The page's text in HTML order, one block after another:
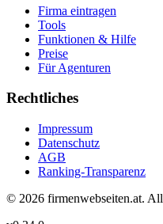
Firma eintragen
Tools
Funktionen & Hilfe
Preise
Für Agenturen
Rechtliches
Impressum
Datenschutz
AGB
Ranking-Transparenz
© 2026 firmenwebseiten.at.